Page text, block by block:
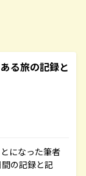
る旅の記録と
になった筆者
の記録と記